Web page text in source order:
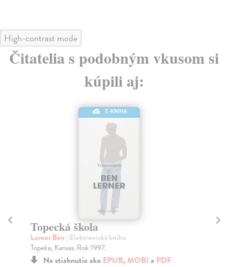
High-contrast mode
Čitatelia s podobným vkusom si
kúpili aj:
E-KNIHA
Topecká škola
Lerner Ben | Elektronická kniha
Topeka, Kansas. Rok 1997.
Na stiahnutie ako EPUB,MOBI a PDF